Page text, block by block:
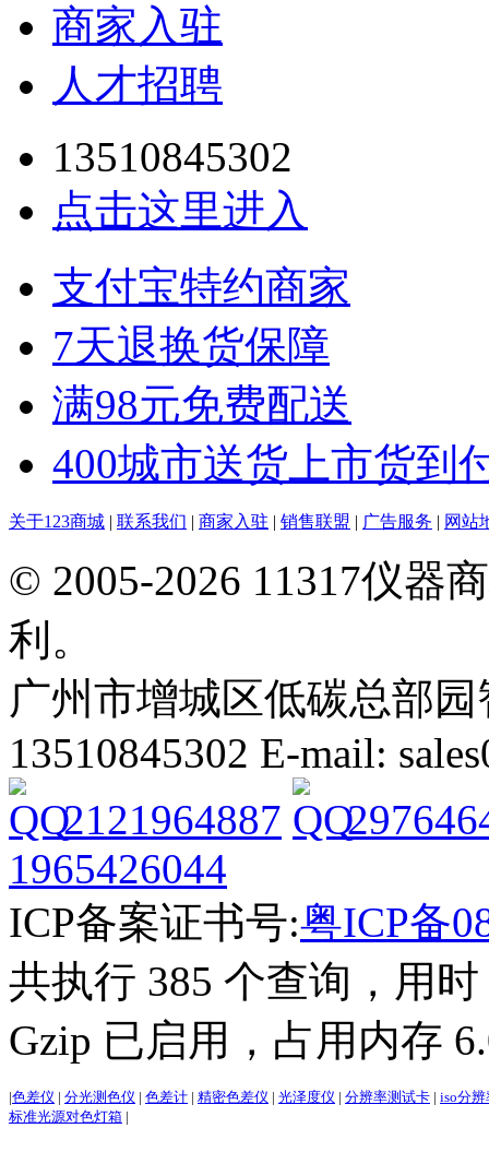
商家入驻
人才招聘
13510845302
点击这里进入
支付宝特约商家
7天退换货保障
满98元免费配送
400城市送货上市货到
关于123商城 | 联系我们 | 商家入驻 | 销售联盟 | 广告服务 | 网站
© 2005-2026 11317仪器
利。
广州市增城区低碳总部
13510845302 E-mail:
2121964887
1965426044
ICP备案证书号:粤ICP备
共执行 385 个查询，用
Gzip 已启用，占用内存
|色差仪 | 分光测色仪 | 色差计 | 精密色差仪 | 光泽度仪 | 分辨率测试卡 | iso分
标准光源对色灯箱 |